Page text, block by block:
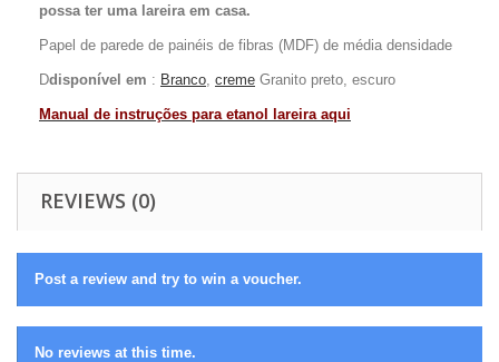
possa ter uma lareira em casa.
Papel de parede de painéis de fibras (MDF) de média densidade
Ddisponível em : Branco, creme Granito preto, escuro
Manual de instruções para etanol lareira aqui
REVIEWS (0)
Post a review and try to win a voucher.
No reviews at this time.